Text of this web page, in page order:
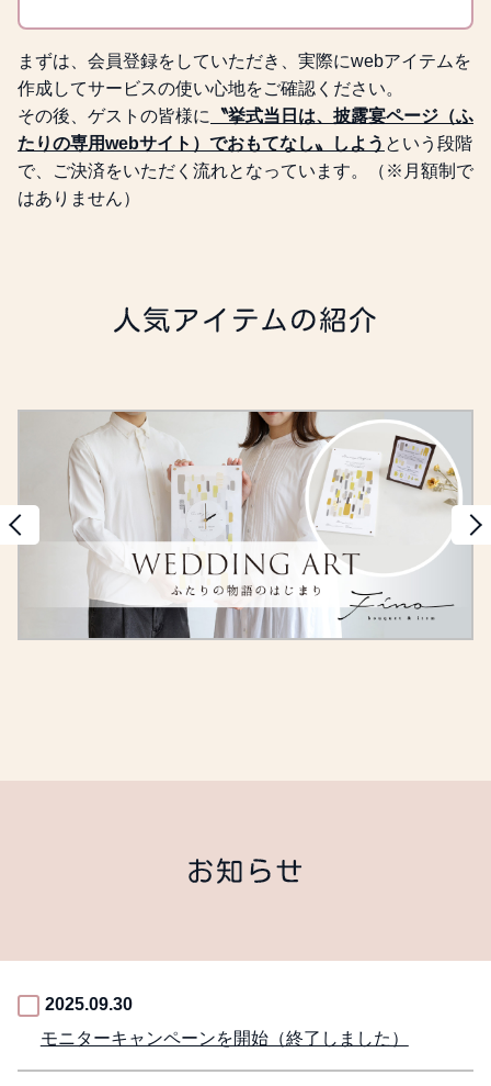
まずは、会員登録をしていただき、実際にwebアイテムを
作成してサービスの使い心地をご確認ください。
その後、ゲストの皆様に
〝挙式当日は、披露宴ページ（ふ
たりの専用webサイト）でおもてなし〟しよう という段階
で、ご決済をいただく流れとなっています。（※月額制で
はありません）
人気アイテムの紹介
お知らせ
2025.09.30
モニターキャンペーンを開始（終了しました）